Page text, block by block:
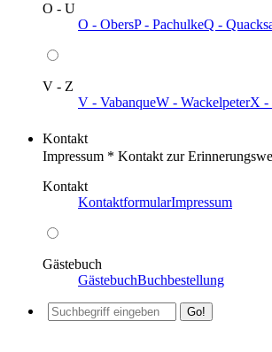
O - U
O - ObersP - PachulkeQ -
V - Z
V - VabanqueW - WackelpeterX -
Kontakt
Impressum * Kontakt zur
Kontakt
KontaktformularImpressum
Gästebuch
GästebuchBuchbestellung